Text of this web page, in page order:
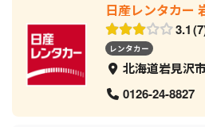
日産レンタカー
3.1 7
レンタカー
北海道岩見沢
0126-24-8827